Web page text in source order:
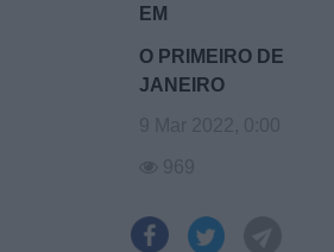
EM
O PRIMEIRO DE
JANEIRO